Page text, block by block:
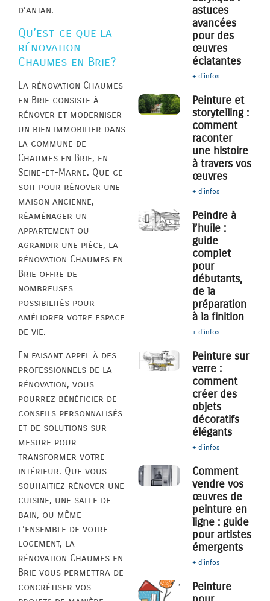
d’antan.
Qu’est-ce que la
rénovation
Chaumes en Brie?
La rénovation Chaumes
en Brie consiste à
rénover et moderniser
un bien immobilier dans
la commune de
Chaumes en Brie, en
Seine-et-Marne. Que ce
soit pour rénover une
maison ancienne,
réaménager un
appartement ou
agrandir une pièce, la
rénovation Chaumes en
Brie offre de
nombreuses
possibilités pour
améliorer votre espace
de vie.
En faisant appel à des
professionnels de la
rénovation, vous
pourrez bénéficier de
conseils personnalisés
et de solutions sur
mesure pour
transformer votre
intérieur. Que vous
souhaitiez rénover une
cuisine, une salle de
bain, ou même
l’ensemble de votre
logement, la
rénovation Chaumes en
Brie vous permettra de
concrétiser vos
astuces
avancées
pour des
œuvres
éclatantes
+ d'infos
Peinture et
storytelling :
comment
raconter
une histoire
à travers vos
œuvres
+ d'infos
Peindre à
l’huile :
guide
complet
pour
débutants,
de la
préparation
à la finition
+ d'infos
Peinture sur
verre :
comment
créer des
objets
décoratifs
élégants
+ d'infos
Comment
vendre vos
œuvres de
peinture en
ligne : guide
pour artistes
émergents
+ d'infos
Peinture